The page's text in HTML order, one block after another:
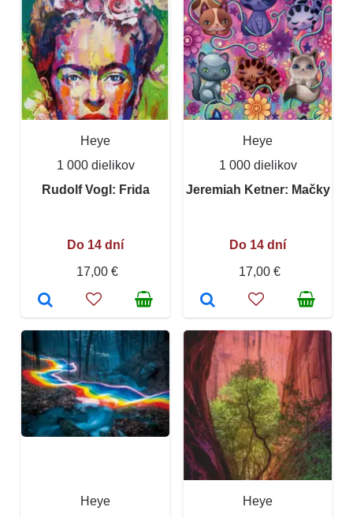
Heye
1 000 dielikov
Rudolf Vogl: Frida
Do 14 dní
17,00 €
Heye
1 000 dielikov
Jeremiah Ketner: Mačky
Do 14 dní
17,00 €
Heye
Heye